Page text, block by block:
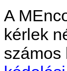
A
kérlek
számos